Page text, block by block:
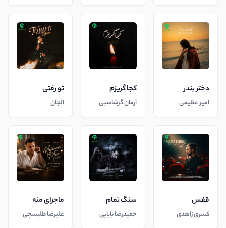
دختر بندر
امیر عظیمی
کجا گریزم
آرمان گرشاسبی
تو رفتی
الجان
قفس
کسری زاهدی
سنگ تمام
حمیدرضا بابایی
ماجرای منه
علیرضا طلیسچی